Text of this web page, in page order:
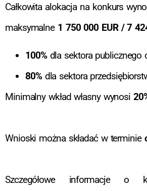
Całkowita alokacja na konkurs
maksymalne 1 750 000 EUR / 7
100%dla sektora publicznego
80%dla sektora
Minimalny wkład własny wynosi
Wnioski można składać w terminie
Szczegółowe informacje